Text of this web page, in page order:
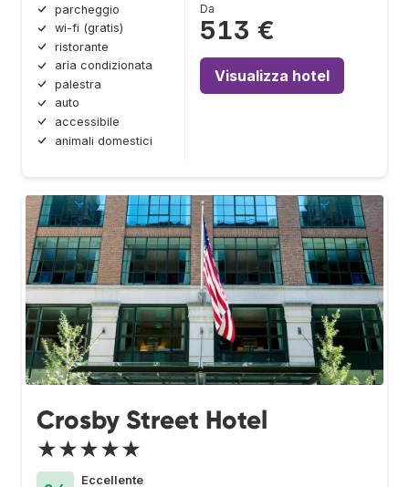
parcheggio
wi-fi (gratis)
ristorante
aria condizionata
palestra
auto
accessibile
animali domestici
Da
513 €
Visualizza hotel
Crosby Street Hotel
★★★★★
Eccellente